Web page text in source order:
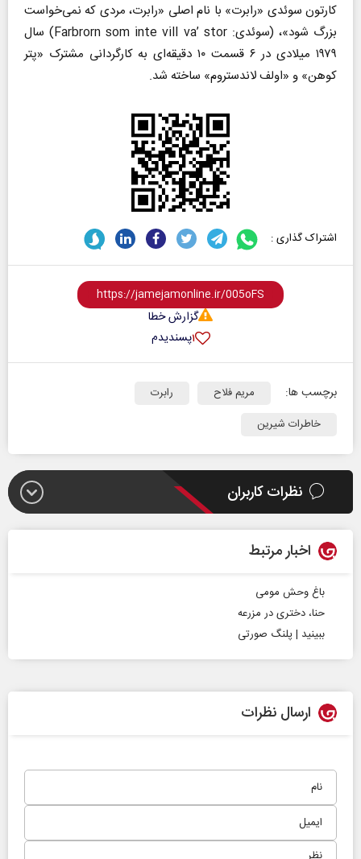
کارتون سوئدی «رابرت» با نام اصلی «رابرت، مردی که نمی‌خواست
بزرگ شود»، (سوئدی: Farbrorn som inte vill va’ stor) سال
۱۹۷۹ میلادی در ۶ قسمت ۱۰ دقیقه‌ای به کارگردانی مشترک «پتر
کوهن» و «اولف لاندستروم» ساخته شد.
اشتراک گذاری :
گزارش خطا
پسندیدم۱
برچسب ها: مریم فلاح
رابرت
خاطرات شیرین
نظرات کاربران
اخبار مرتبط
باغ وحش مومی
حنا، دختری در مزرعه
ببینید | پلنگ صورتی
ارسال نظرات